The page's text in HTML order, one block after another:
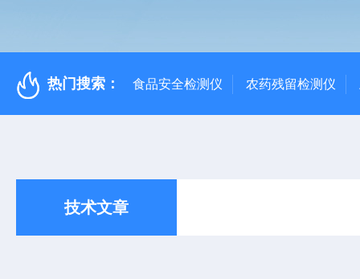
热门搜索： 食品安全检测仪 农药残留检测仪
技术文章